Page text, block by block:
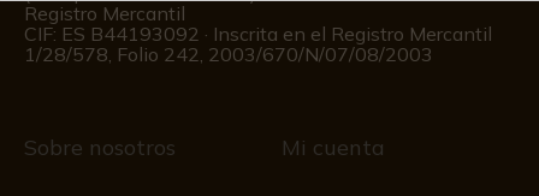
Registro Mercantil
CIF: ES B44193092 · Inscrita en el Registro Mercantil
1/28/578, Folio 242, 2003/670/N/07/08/2003
Sobre nosotros Mi cuenta